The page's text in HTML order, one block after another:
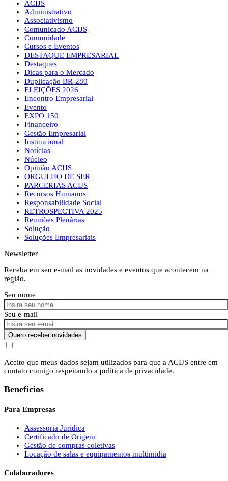
ACIJS
Administrativo
Associativismo
Comunicado ACIJS
Comunidade
Cursos e Eventos
DESTAQUE EMPRESARIAL
Destaques
Dicas para o Mercado
Duplicação BR-280
ELEIÇÕES 2026
Encontro Empresarial
Evento
EXPO 150
Financeiro
Gestão Empresarial
Institucional
Notícias
Núcleo
Opinião ACIJS
ORGULHO DE SER
PARCERIAS ACIJS
Recursos Humanos
Responsabilidade Social
RETROSPECTIVA 2025
Reuniões Plenárias
Solução
Soluções Empresariais
Newsletter
Receba em seu e-mail as novidades e eventos que acontecem na
região.
Seu nome
Seu e-mail
Quero receber novidades
Aceito que meus dados sejam utilizados para que a ACIJS entre em
contato comigo respeitando a política de privacidade.
Benefícios
Para Empresas
Assessoria Jurídica
Certificado de Origem
Gestão de compras coletivas
Locação de salas e equipamentos multimídia
Colaboradores